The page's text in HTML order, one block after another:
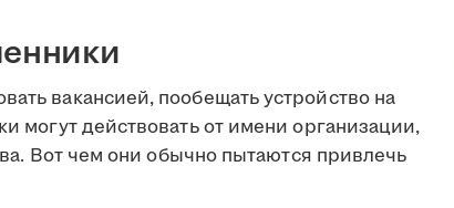
вакансией, пообещать устройство на
могут действовать от имени организации,
Вот чем они обычно пытаются привлечь